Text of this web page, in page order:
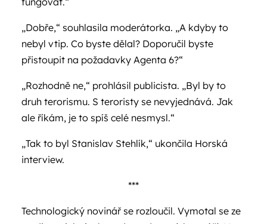
„Dobře,“ souhlasila moderátorka. „A kdyby to
nebyl vtip. Co byste dělal? Doporučil byste
přistoupit na požadavky Agenta 6?“
„Rozhodně ne,“ prohlásil publicista. „Byl by to
druh terorismu. S teroristy se nevyjednává. Jak
ale říkám, je to spíš celé nesmysl.“
„Tak to byl Stanislav Stehlík,“ ukončila Horská
interview.
***
Technologický novinář se rozloučil. Vymotal se ze